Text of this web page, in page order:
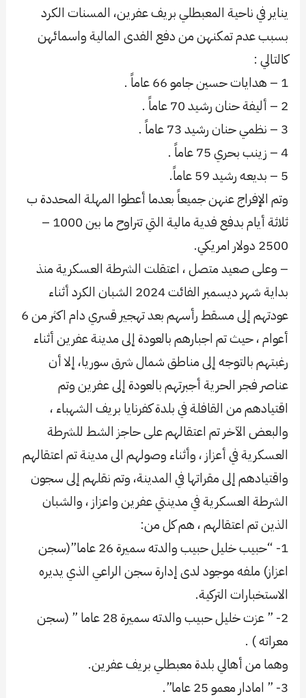
يناير في ناحية المعبطلي بريف عفرين، المسنات الكرد
بسبب عدم تمكنهن من دفع الفدى المالية واسمائهن
كالتالي :
1 – هدايات حسين جامو 66 عاماً .
2 – أليفة حنان رشيد 70 عاماً .
3 – نظمي حنان رشيد 73 عاماً .
4 – زينب بحري 75 عاماً .
5 – بديعه رشيد 59 عاماً.
وتم الإفراج عنهن جميعاً بعدما أعطوا المهلة المحددة ب
ثلاثة أيام بدفع فدية مالية التي تتراوح ما بين 1000 –
2500 دولار امريكي.
– وعلى صعيد متصل ، اعتقلت الشرطة العسكرية منذ
بداية شهر ديسمبر الفائت 2024 الشبان الكرد أثناء
عودتهم إلى مسقط رأسهم بعد تهجير قسري دام اكثر من 6
أعوام ، حيث تم اجبارهم بالعودة إلى مدينة عفرين أثناء
رغبتهم بالتوجه إلى مناطق شمال شرق سوريا، إلا أن
عناصر فجر الحرية أجبرتهم بالعودة إلى عفرين وتم
اقتيادهم من القافلة في بلدة كفرنايا بريف الشهباء ،
والبعض الآخر تم اعتقالهم على حاجز الشط للشرطة
العسكرية في أعزاز ، وأثناء وصولهم الى مدينة تم اعتقالهم
واقتيادهم إلى مقراتها في المدينة، وتم نقلهم إلى سجون
الشرطة العسكرية في مدينتي عفرين واعزاز ، والشبان
الذين تم اعتقالهم ، هم كل من:
1- “حبيب خليل حبيب والدته سميرة 26 عاما”(سجن
اعزاز) ملفه موجود لدى إدارة سجن الراعي الذي يديره
الاستخبارات التركية.
2- ” عزت خليل حبيب والدته سميرة 28 عاما ” (سجن
معراته ) .
وهما من أهالي بلدة معبطلي بريف عفرين.
3- ” امادار معمو 25 عاما”.